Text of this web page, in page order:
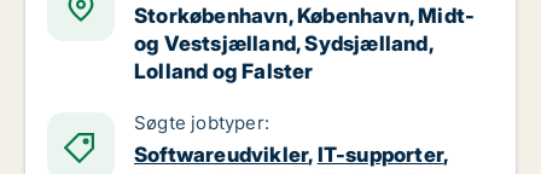
Storkøbenhavn, København, Midt-
og Vestsjælland, Sydsjælland,
Lolland og Falster
Søgte jobtyper:
Softwareudvikler, IT-supporter,